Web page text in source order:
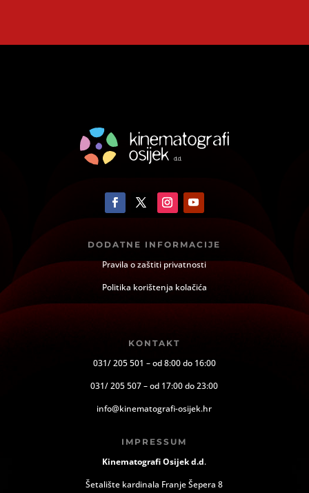
DODATNE INFORMACIJE
Pravila o zaštiti privatnosti
Politika korištenja kolačića
KONTAKT
031/ 205 501 – od 8:00 do 16:00
031/ 205 507 – od 17:00 do 23:00
info@kinematografi-osijek.hr
IMPRESSUM
Kinematografi Osijek d.d.
Šetalište kardinala Franje Šepera 8